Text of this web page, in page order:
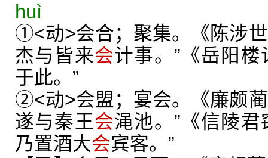
huì
①<动>会合；聚集。《陈涉
杰与皆来会计事。”《岳阳
于此。”
②<动>会盟；宴会。《廉颇
遂与秦王会渑池。”《信陵
乃置酒大会宾客。”